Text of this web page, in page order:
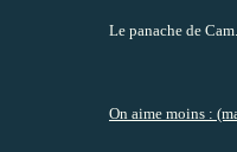
Le panache de
On aime moins :